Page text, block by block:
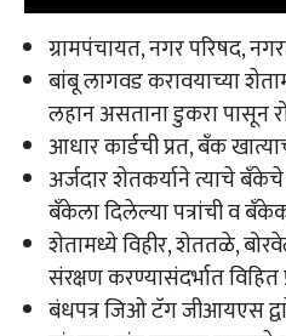
ग्रामपंचायत, नगर परिषद,
बांबू लागवड करावयाच्या
लहान असताना डुकरा पासून
आधार कार्डची प्रत, बँक
अर्जदार शेतकर्याने त्याचे
बँकेला दिलेल्या पत्रांची व
शेतामध्ये विहीर, शेततळे, बोरवेल
संरक्षण करण्यासंदर्भात विहित
बंधपत्र जिओ टॅग जीआयएस
बांधावर बांबू लागवड करायचे